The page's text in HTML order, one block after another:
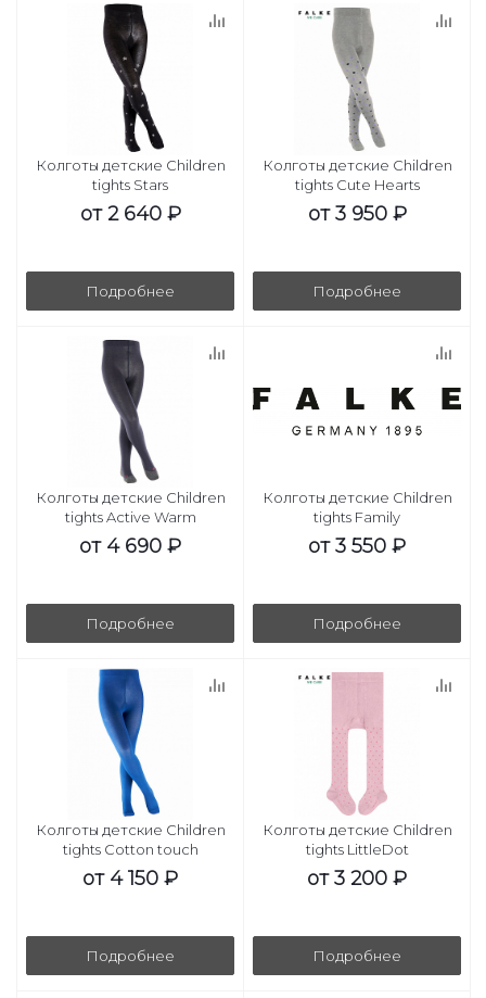
Колготы детские Children
tights Stars
от2 640 ₽
Подробнее
Колготы детские Children
tights Cute Hearts
от3 950 ₽
Подробнее
Колготы детские Children
tights Active Warm
от 4 690 ₽
Подробнее
Колготы детские Children
tights Family
от3 550 ₽
Подробнее
Колготы детские Children
tights Cotton touch
от 4 150 ₽
Подробнее
Колготы детские Children
tights LittleDot
от3 200 ₽
Подробнее